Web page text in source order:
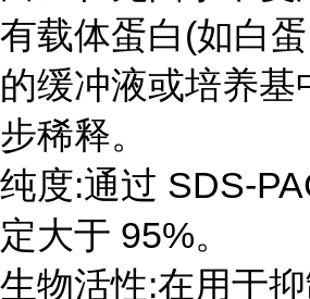
有载体蛋白(如白
的缓冲液或培养基
步稀释。
纯度:通过 SDS-
定大于 95%。
生物活性:在用于